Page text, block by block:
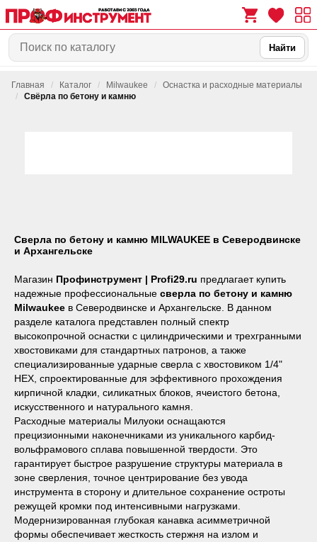
0
Найти
Главная / Каталог / Milwaukee /
Оснастка и расходные материалы
/
Свёрла по бетону и камню
Сверла по бетону и камню MILWAUKEE в Северодвинске
и Архангельске
Магазин Профинструмент | Profi29.ru предлагает купить
надежные профессиональные сверла по бетону и камню
Milwaukee в Северодвинске и Архангельске. В данном
разделе каталога представлен полный спектр
высокопрочной оснастки с цилиндрическими и трехгранными
хвостовиками для стандартных патронов, а также
специализированные ударные сверла с хвостовиком 1/4"
HEX, спроектированные для эффективного прохождения
кирпичной кладки, силикатных блоков, ячеистого бетона,
искусственного и натурального камня.
Расходные материалы Милуоки оснащаются
прецизионными наконечниками из уникального карбид-
вольфрамового сплава повышенной твердости. Это
гарантирует быстрое разрушение структуры материала в
зоне сверления, точное центрирование без увода
инструмента в сторону и длительное сохранение остроты
режущей кромки под интенсивными нагрузками.
Модернизированная глубокая канавка асимметричной
формы обеспечивает жесткость стержня на излом и
Наши магазины
Северодвинск, Никольская 7 к.1
Ежедневно с 09:00
Пн - Пт до 19:00
Вс до 16:00
+ 7 (8184) 50-11-21